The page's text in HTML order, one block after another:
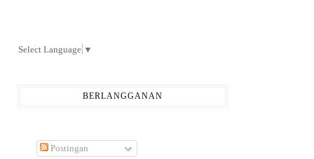
Select Language ▼
BERLANGGANAN
Postingan